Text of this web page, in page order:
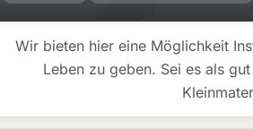
Wir bieten hier eine Möglichkeit
Leben zu geben. Sei es als